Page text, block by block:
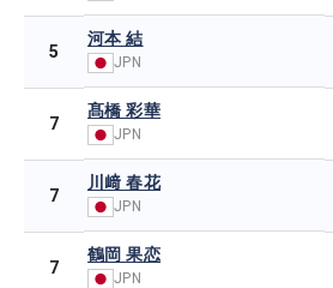
5
河本 結
JPN
7
髙橋 彩華
JPN
7
川﨑 春花
JPN
7
鶴岡 果恋
JPN